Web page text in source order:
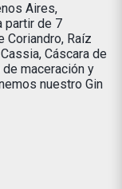
Aires,
partir de 7
Coriandro, Raíz
Cáscara de
maceración y
nuestro Gin